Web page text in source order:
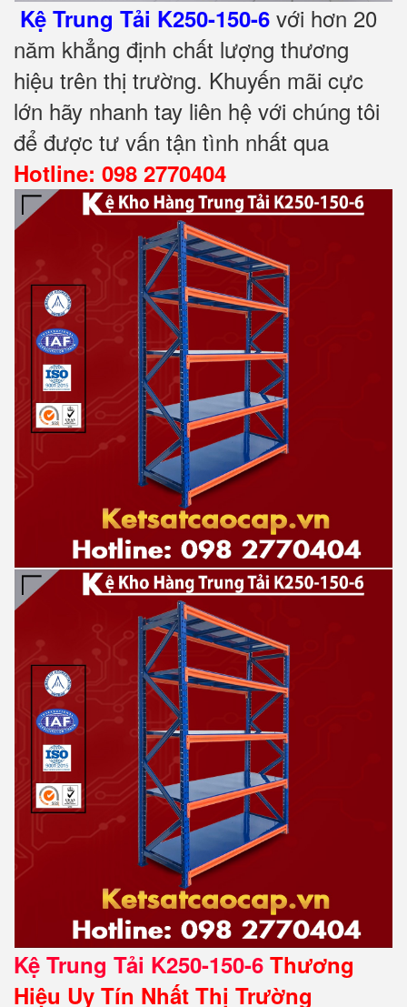
Kệ Trung Tải K250-150-6 với hơn 20
năm khẳng định chất lượng thương
hiệu trên thị trường. Khuyến mãi cực
lớn hãy nhanh tay liên hệ với chúng tôi
để được tư vấn tận tình nhất qua
Hotline: 098 2770404
Kệ Trung Tải K250-150-6 Thương
Hiệu Uy Tín Nhất Thị Trường